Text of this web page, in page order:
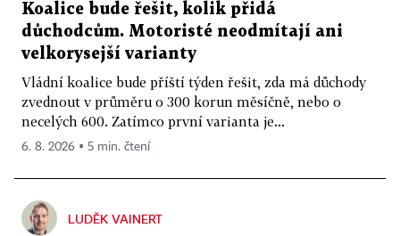
Koalice bude řešit, kolik přidá
důchodcům. Motoristé neodmítají ani
velkorysejší varianty
Vládní koalice bude příští týden řešit, zda má důchody
zvednout v průměru o 300 korun měsíčně, nebo o
necelých 600. Zatímco první varianta je...
6. 8. 2026 ▪ 5 min. čtení
LUDĚK VAINERT